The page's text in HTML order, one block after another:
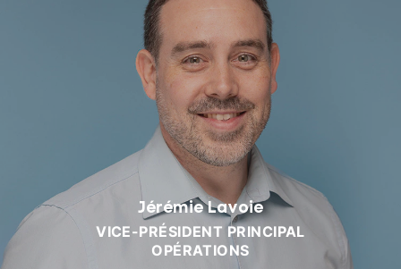
Jérémie Lavoie
VICE-PRÉSIDENT PRINCIPAL
OPÉRATIONS